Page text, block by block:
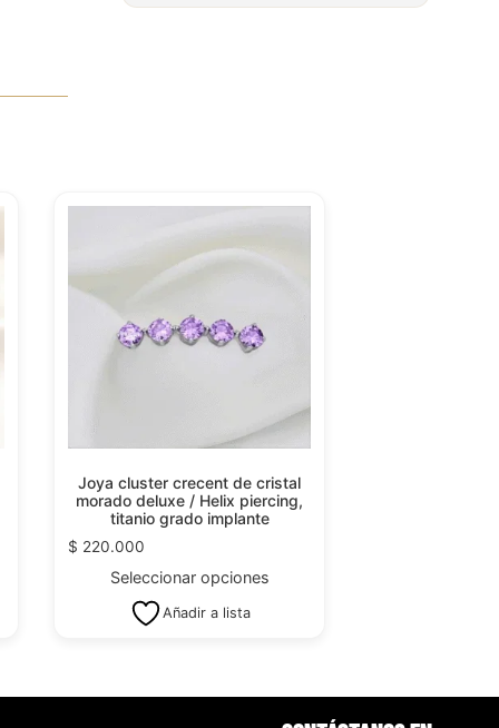
Joya cluster crecent de cristal
morado deluxe / Helix piercing,
titanio grado implante
$ 220.000
Seleccionar opciones
Añadir a lista